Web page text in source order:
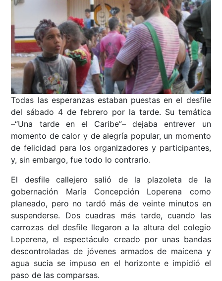
Todas las esperanzas estaban puestas en el desfile
del sábado 4 de febrero por la tarde. Su temática
–“Una tarde en el Caribe”– dejaba entrever un
momento de calor y de alegría popular, un momento
de felicidad para los organizadores y participantes,
y, sin embargo, fue todo lo contrario.
El desfile callejero salió de la plazoleta de la
gobernación María Concepción Loperena como
planeado, pero no tardó más de veinte minutos en
suspenderse. Dos cuadras más tarde, cuando las
carrozas del desfile llegaron a la altura del colegio
Loperena, el espectáculo creado por unas bandas
descontroladas de jóvenes armados de maicena y
agua sucia se impuso en el horizonte e impidió el
paso de las comparsas.